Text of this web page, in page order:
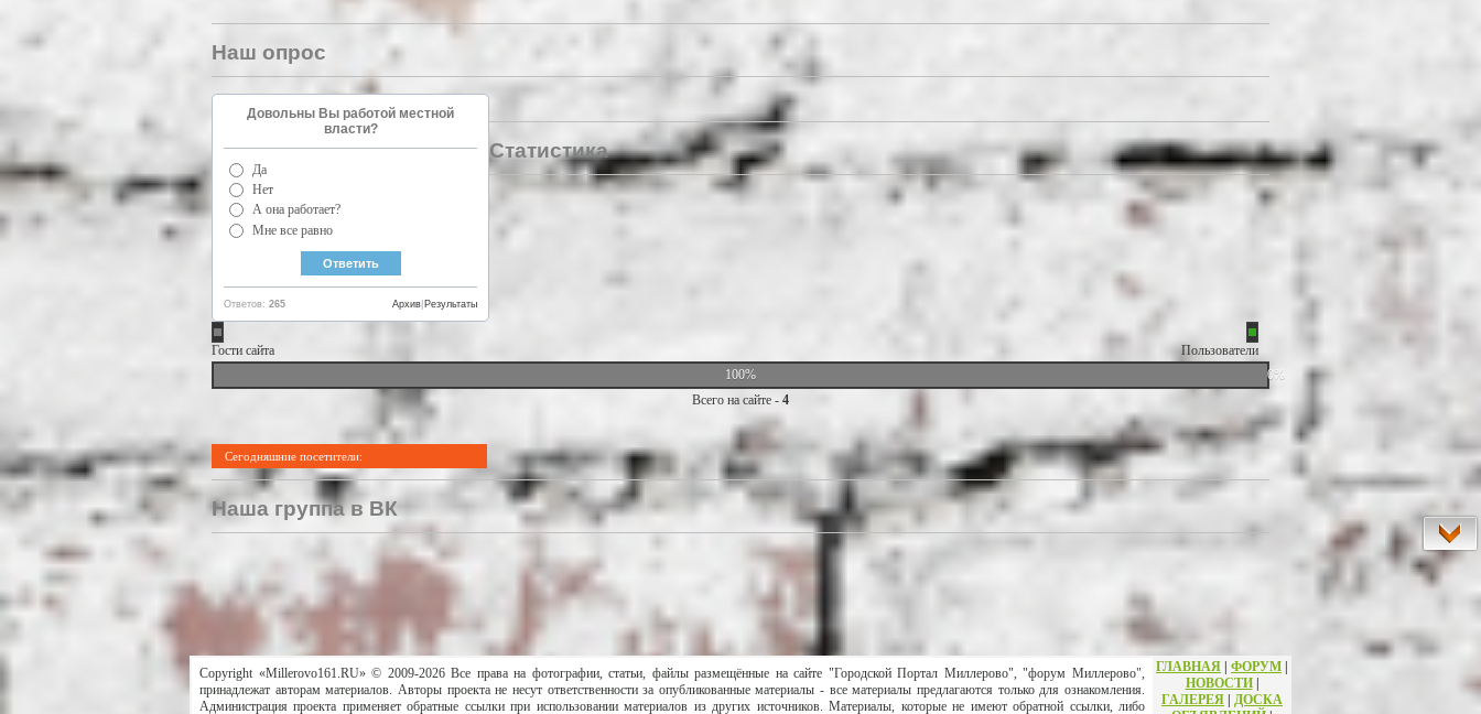
Наш опрос
Довольны Вы работой местной
власти?
Да
Нет
А она работает?
Мне все равно
Ответов: 265 Результаты
Архив
Статистика
Гости сайта
Пользователи
100%
0%
Всего на сайте - 4
Сегодняшние посетители:
Наша группа в ВК
Copyright «Millerovo161.RU» © 2009-2026 Все права на фотографии, статьи, файлы размещённые на сайте "Городской Портал Миллерово", "форум Миллерово",
принадлежат авторам материалов. Авторы проекта не несут ответственности за опубликованные материалы - все материалы предлагаются только для ознакомления.
Администрация проекта применяет обратные ссылки при использовании материалов из других источников. Материалы, которые не имеют обратной ссылки, либо
ГЛАВНАЯ | ФОРУМ |
НОВОСТИ|
ГАЛЕРЕЯ | ДОСКА